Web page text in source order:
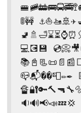
🚦🚧
💻💽💾
📪📬��📮✏✒
🔉🔊📢📣💤💢